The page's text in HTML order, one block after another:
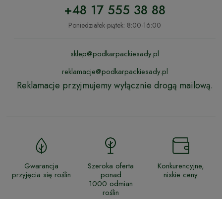
+48 17 555 38 88
Poniedziałek-piątek: 8:00-16:00
sklep@podkarpackiesady.pl
reklamacje@podkarpackiesady.pl
Reklamacje przyjmujemy wyłącznie drogą mailową.
Gwarancja
przyjęcia się roślin
Szeroka oferta
ponad
1000 odmian
roślin
Konkurencyjne,
niskie ceny